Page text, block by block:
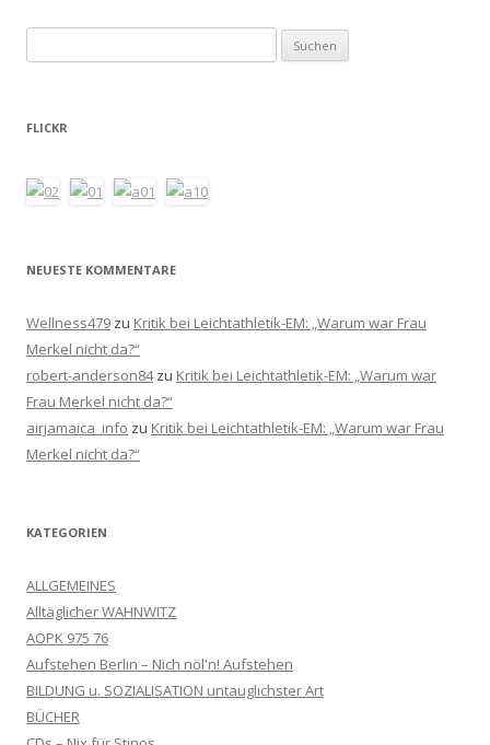
nach:
FLICKR
NEUESTE KOMMENTARE
Wellness479 zu Kritik bei Leichtathletik-EM: „Warum war Frau
Merkel nicht da?“
robert-anderson84zu Kritik bei Leichtathletik-EM: „Warum war
Frau Merkel nicht da?“
airjamaica_info zu Kritik bei Leichtathletik-EM: „Warum war Frau
Merkel nicht da?“
KATEGORIEN
ALLGEMEINES
Alltäglicher WAHNWITZ
AOPK 975 76
Aufstehen Berlin – Nich nöl'n! Aufstehen
BILDUNG u. SOZIALISATION untauglichster Art
BÜCHER